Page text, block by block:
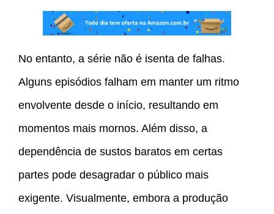
No entanto, a série não é isenta de falhas.
Alguns episódios falham em manter um ritmo
envolvente desde o início, resultando em
momentos mais mornos. Além disso, a
dependência de sustos baratos em certas
partes pode desagradar o público mais
exigente. Visualmente, embora a produção